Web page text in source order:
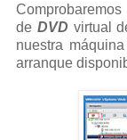
de DVD virtual
nuestra
arranque